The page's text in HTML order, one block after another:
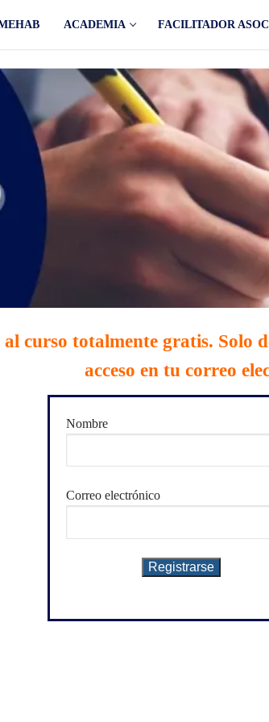
ACADEMIA FACILITADOR
al curso totalmente gratis. Solo
acceso en tu correo
Nombre
Correo electrónico